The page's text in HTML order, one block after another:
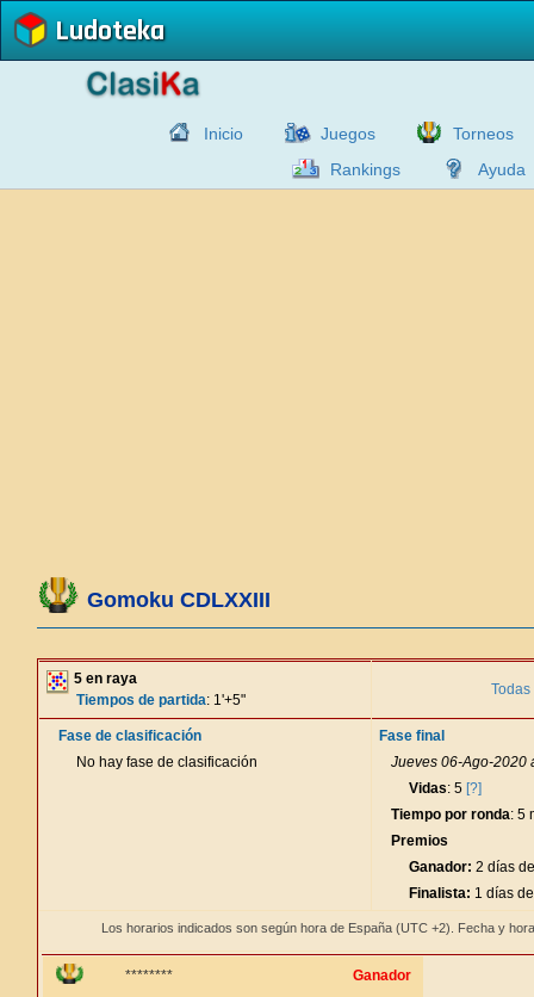
Ludoteka
Inicio Juegos
Torneos
Rankings
Ayuda
Gomoku CDLXXIII
5 en raya
Tiempos de partida: 1'+5"
Fase de clasificación
No hay fase de clasificación
Fase final
Jueves 06-Ago-2020
Vidas: 5 [?]
Tiempo por ronda: 5
Premios
Ganador: 2 días
Finalista: 1 días
Los horarios indicados son según hora de España (UTC +2). Fecha y
******** Ganador